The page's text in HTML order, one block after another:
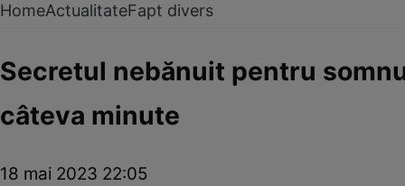
HomeActualitateFapt divers
Secretul nebănuit pentru
câteva minute
18 mai 2023 22:05